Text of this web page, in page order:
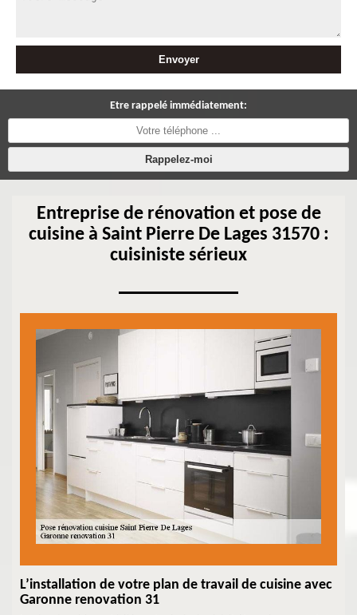
Etre rappelé immédiatement:
Entreprise de rénovation et pose de
cuisine à Saint Pierre De Lages 31570 :
cuisiniste sérieux
L’installation de votre plan de travail de cuisine avec
Garonne renovation 31